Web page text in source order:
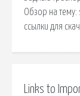
Обзор на тему:
ссылки для
Links to